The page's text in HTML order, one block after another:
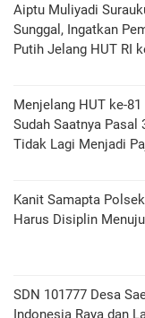
Aiptu Muliyadi
Sunggal, Ingatkan
Putih Jelang HUT RI
Menjelang HUT ke-
Sudah Saatnya Pasal
Tidak Lagi Menjadi
Kanit Samapta
Harus Disiplin
SDN 101777 Desa
Indonesia Raya dan